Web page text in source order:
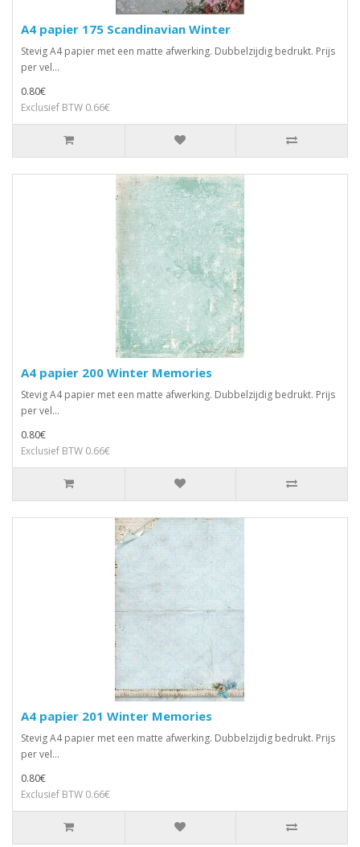
A4 papier 175 Scandinavian Winter
Stevig A4 papier met een matte afwerking. Dubbelzijdig bedrukt. Prijs
per vel...
0.80€
Exclusief BTW 0.66€
A4 papier 200 Winter Memories
Stevig A4 papier met een matte afwerking. Dubbelzijdig bedrukt. Prijs
per vel...
0.80€
Exclusief BTW 0.66€
A4 papier 201 Winter Memories
Stevig A4 papier met een matte afwerking. Dubbelzijdig bedrukt. Prijs
per vel...
0.80€
Exclusief BTW 0.66€